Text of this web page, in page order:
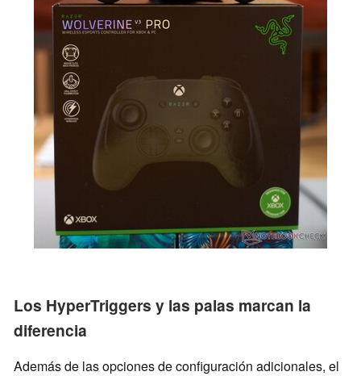
Los HyperTriggers y las palas marcan la
diferencia
Además de las opciones de configuración adicionales, el